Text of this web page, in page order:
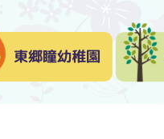
東郷瞳幼稚園